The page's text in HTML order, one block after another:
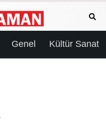
Genel Kültür Sanat